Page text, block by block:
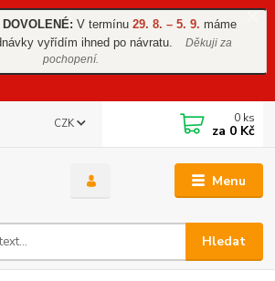
V termínu 29. 8. – 5. 9. máme
vyřídím ihned po návratu.
Děkuji za
pochopení.
Menu
CZK
Hledat
0 ks
za 0 Kč